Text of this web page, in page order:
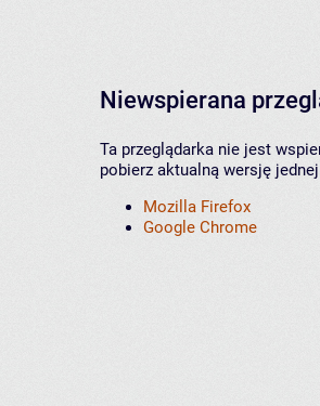
Niewspierana
Ta przeglądarka nie jest
pobierz aktualną wersję
Mozilla Firefox
Google Chrome